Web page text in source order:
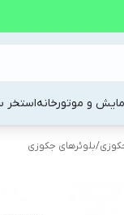
و موتورخانهاستخر
/بلوئرهای جکوزی